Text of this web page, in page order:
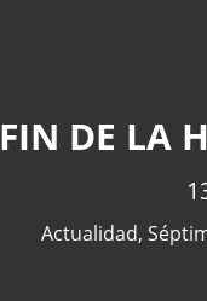
FIN DE LA
Actualidad,